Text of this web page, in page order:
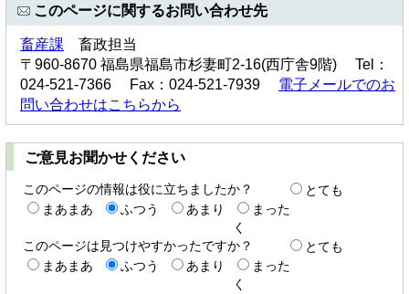
このページに関するお問い合わせ先
畜産課 畜政担当
〒960-8670 福島県福島市杉妻町2-16(西庁舎9階) Tel：
024-521-7366 Fax：024-521-7939 電子メールでのお
問い合わせはこちらから
ご意見お聞かせください
このページの情報は役に立ちましたか？
とても
まあまあ
ふつう あまり
まった
く
このページは見つけやすかったですか？
とても
まあまあ
ふつう あまり
まった
く